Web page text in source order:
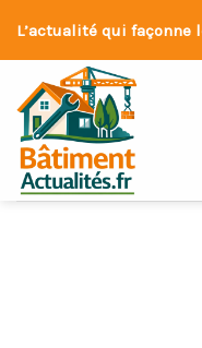
content
L’actualité qui façonne